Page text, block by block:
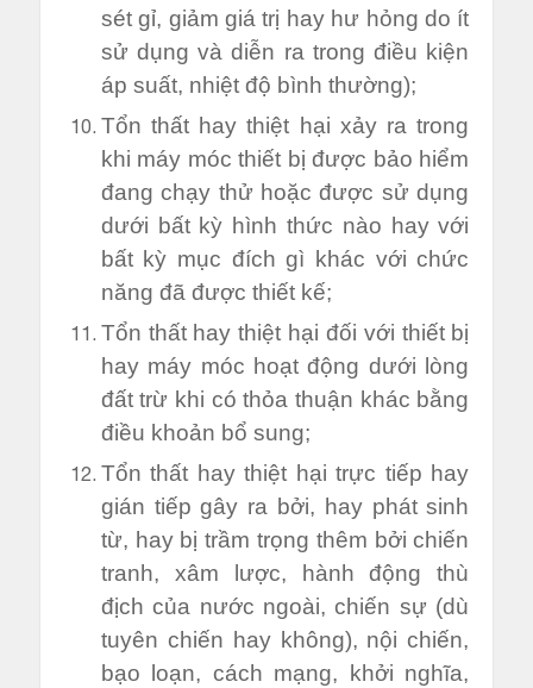
sét gỉ, giảm giá trị hay hư hỏng do ít
sử dụng và diễn ra trong điều kiện
áp suất, nhiệt độ bình thường);
Tổn thất hay thiệt hại xảy ra trong
khi máy móc thiết bị được bảo hiểm
đang chạy thử hoặc được sử dụng
dưới bất kỳ hình thức nào hay với
bất kỳ mục đích gì khác với chức
năng đã được thiết kế;
Tổn thất hay thiệt hại đối với thiết bị
hay máy móc hoạt động dưới lòng
đất trừ khi có thỏa thuận khác bằng
điều khoản bổ sung;
Tổn thất hay thiệt hại trực tiếp hay
gián tiếp gây ra bởi, hay phát sinh
từ, hay bị trầm trọng thêm bởi chiến
tranh, xâm lược, hành động thù
địch của nước ngoài, chiến sự (dù
tuyên chiến hay không), nội chiến,
bạo loạn, cách mạng, khởi nghĩa,